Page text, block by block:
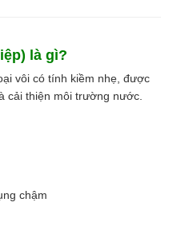
là gì?
vôi có tính kiềm nhẹ, được
cải thiện môi trường nước.
chậm